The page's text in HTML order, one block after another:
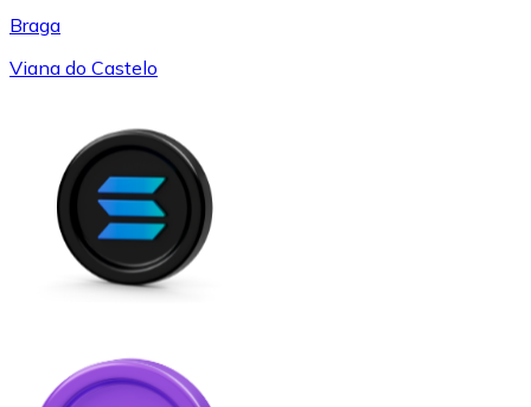
Braga
Viana do Castelo